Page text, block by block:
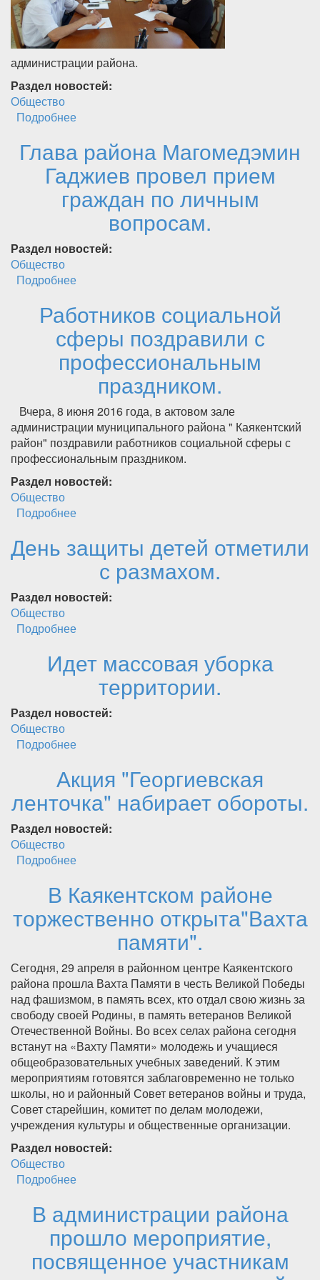
администрации района.
Раздел новостей:
Общество
Подробнее
Глава района Магомедэмин
Гаджиев провел прием
граждан по личным
вопросам.
Раздел новостей:
Общество
Подробнее
Работников социальной
сферы поздравили с
профессиональным
праздником.
Вчера, 8 июня 2016 года, в актовом зале
администрации муниципального района " Каякентский
район" поздравили работников социальной сферы с
профессиональным праздником.
Раздел новостей:
Общество
Подробнее
День защиты детей отметили
с размахом.
Раздел новостей:
Общество
Подробнее
Идет массовая уборка
территории.
Раздел новостей:
Общество
Подробнее
Акция "Георгиевская
ленточка" набирает обороты.
Раздел новостей:
Общество
Подробнее
В Каякентском районе
торжественно открыта"Вахта
памяти".
Сегодня, 29 апреля в районном центре Каякентского
района прошла Вахта Памяти в честь Великой Победы
над фашизмом, в память всех, кто отдал свою жизнь за
свободу своей Родины, в память ветеранов Великой
Отечественной Войны. Во всех селах района сегодня
встанут на «Вахту Памяти» молодежь и учащиеся
общеобразовательных учебных заведений. К этим
мероприятиям готовятся заблаговременно не только
школы, но и районный Совет ветеранов войны и труда,
Совет старейшин, комитет по делам молодежи,
учреждения культуры и общественные организации.
Раздел новостей:
Общество
Подробнее
В администрации района
прошло мероприятие,
посвященное участникам